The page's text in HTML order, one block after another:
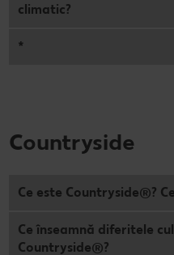
climatic?
*
Countryside
Ce este Countryside®?
Ce înseamnă diferitele
Countryside®?